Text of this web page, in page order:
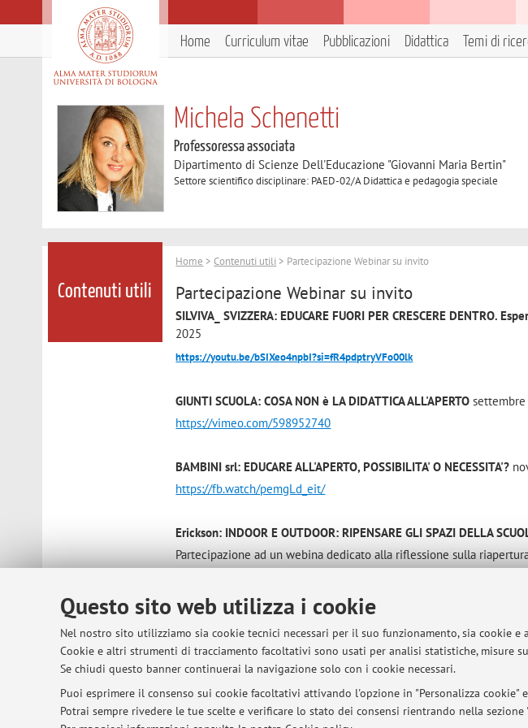
Questo sito web utilizza i cookie
Nel nostro sito utilizziamo sia cookie tecnici necessari per il suo funzionamento, sia
Cookie e altri strumenti di tracciamento facoltativi sono usati per analisi statistiche, misure
Se chiudi questo banner continuerai la navigazione solo con i cookie necessari.
Puoi esprimere il consenso sui cookie facoltativi attivando l'opzione in "Personalizza
Potrai sempre rivedere le tue scelte e verificare lo stato dei consensi rientrando nella
Home Curriculum vitae Pubblicazioni Didattica Temi di
Michela Schenetti
Professoressa associata
Dipartimento di Scienze Dell'Educazione "Giovanni Maria Bertin"
Settore scientifico disciplinare: PAED-02/A Didattica e pedagogia speciale
Contenuti utili
Home >Contenuti utili > Partecipazione Webinar su invito
Partecipazione Webinar su invito
SILVIVA_ SVIZZERA: EDUCARE FUORI PER CRESCERE DENTRO.
2025
https://youtu.be/bSIXeo4npbI?si=fR4pdptryVFo00lk
GIUNTI SCUOLA: COSA NON è LA DIDATTICA ALL'APERTO settembre
https://vimeo.com/598952740
BAMBINI srl: EDUCARE ALL'APERTO, POSSIBILITA' O NECESSITA'?
https://fb.watch/pemgLd_eit/
Erickson: INDOOR E OUTDOOR: RIPENSARE GLI SPAZI DELLA
Partecipazione ad un webina dedicato alla riflessione sulla
scolastico dellla rete delle scuole senza zaino e Serena Olivieri
© 2026 - ALMA MATER STUDIORUM - Università di Bologna - Via Zamboni, 33